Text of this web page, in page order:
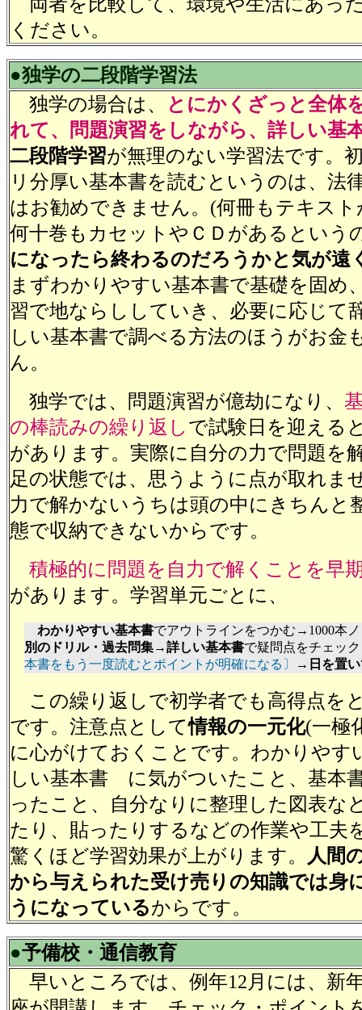
ください。
●独学の二段階学習法
独学の場合は、
とにかくざっと全体
れて、問題演習をしながら、詳しい基
二段階学習が無理のない学習法です。
リ分厚い基本書を読むというのは、法
はお勧めできません。(何冊もテキス
何十巻もカセットやＣＤがあるという
になったら終わるのだろうかと気が遠
まずわかりやすい基本書で基礎を固め
習で地ならししていき、必要に応じて
しい基本書で調べる方法のほうがお金
ん。
独学では、問題演習が億劫になり、
の棒読みの繰り返し で試験日を迎える
があります。実際に自分の力で問題を
足の状態では、思うように点が取れま
力で解かないうちは頭の中にきちんと
態で収納できないからです。
積極的に問題を自力で解くことを早
があります。学習単元ごとに、
わかりやすい基本書でアウトラインをつかむ→1000本
別のドリル・過去問集→詳しい基本書で疑問点をチェック
本書をもう一度読むとポイントが明確になる〕
→ 日を置
この繰り返しで初学者でも高得点を
です。注意点として情報の一元化(一極
に心がけておくことです。わかりやす
しい基本書 に気がついたこと、基本
ったこと、自分なりに整理した図表な
たり、貼ったりするなどの作業や工夫
驚くほど学習効果が上がります。
人間
から与えられた受け売りの知識では身
うになっているからです。
●予備校・通信教育
早いところでは、例年12月には、新